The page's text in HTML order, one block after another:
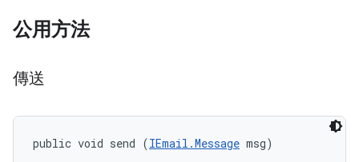
公用方法
傳送
public void send (IEmail.Message msg)